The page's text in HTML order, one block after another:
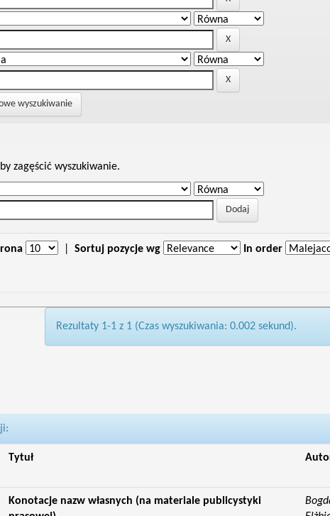
wyszukiwanie
zagęścić wyszukiwanie.
Sortuj pozycje wg In order
Rezultaty 1-1 z 1 (Czas wyszukiwania: 0.002 sekund).
Tytuł
Konotacje nazw własnych (na materiale publicystyki